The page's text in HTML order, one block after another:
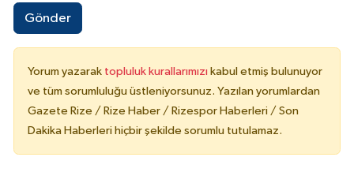
Gönder
Yorum yazarak topluluk kurallarımızı kabul etmiş bulunuyor
ve tüm sorumluluğu üstleniyorsunuz. Yazılan yorumlardan
Gazete Rize / Rize Haber / Rizespor Haberleri / Son
Dakika Haberleri hiçbir şekilde sorumlu tutulamaz.